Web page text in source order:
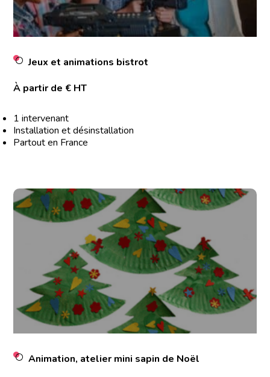
Jeux et animations bistrot
À partir de € HT
1 intervenant
Installation et désinstallation
Partout en France
Animation, atelier mini sapin de Noël